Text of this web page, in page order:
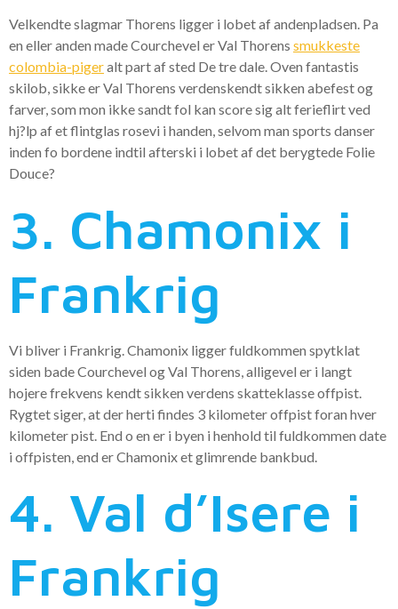
Velkendte slagmar Thorens ligger i lobet af andenpladsen. Pa
en eller anden made Courchevel er Val Thorens smukkeste
colombia-pigeralt part af sted De tre dale. Oven fantastis
skilob, sikke er Val Thorens verdenskendt sikken abefest og
farver, som mon ikke sandt fol kan score sig alt ferieflirt ved
hj?lp af et flintglas rosevi i handen, selvom man sports danser
inden fo bordene indtil afterski i lobet af det berygtede Folie
Douce?
3. Chamonix i
Frankrig
Vi bliver i Frankrig. Chamonix ligger fuldkommen spytklat
siden bade Courchevel og Val Thorens, alligevel er i langt
hojere frekvens kendt sikken verdens skatteklasse offpist.
Rygtet siger, at der herti findes 3 kilometer offpist foran hver
kilometer pist. End o en er i byen i henhold til fuldkommen date
i offpisten, end er Chamonix et glimrende bankbud.
4. Val d’Isere i
Frankrig